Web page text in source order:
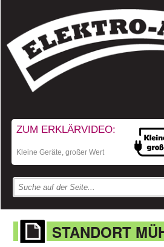
ZUM ERKLÄRVIDEO:
Kleine Geräte, großer Wert
STANDORT